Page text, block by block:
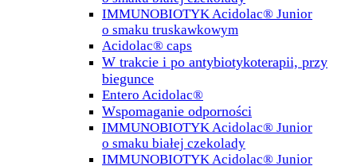
IMMUNOBIOTYK Acidolac® Junior
o smaku truskawkowym
Acidolac® caps
W trakcie i po antybiotykoterapii, przy
biegunce
Entero Acidolac®
Wspomaganie odporności
IMMUNOBIOTYK Acidolac® Junior
o smaku białej czekolady
IMMUNOBIOTYK Acidolac® Junior